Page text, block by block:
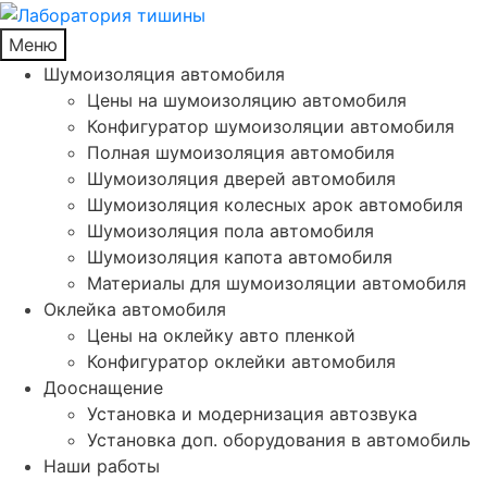
Меню
Шумоизоляция автомобиля
Цены на шумоизоляцию автомобиля
Конфигуратор шумоизоляции автомобиля
Полная шумоизоляция автомобиля
Шумоизоляция дверей автомобиля
Шумоизоляция колесных арок автомобиля
Шумоизоляция пола автомобиля
Шумоизоляция капота автомобиля
Материалы для шумоизоляции автомобиля
Оклейка автомобиля
Цены на оклейку авто пленкой
Конфигуратор оклейки автомобиля
Дооснащение
Установка и модернизация автозвука
Установка доп. оборудования в автомобиль
Наши работы